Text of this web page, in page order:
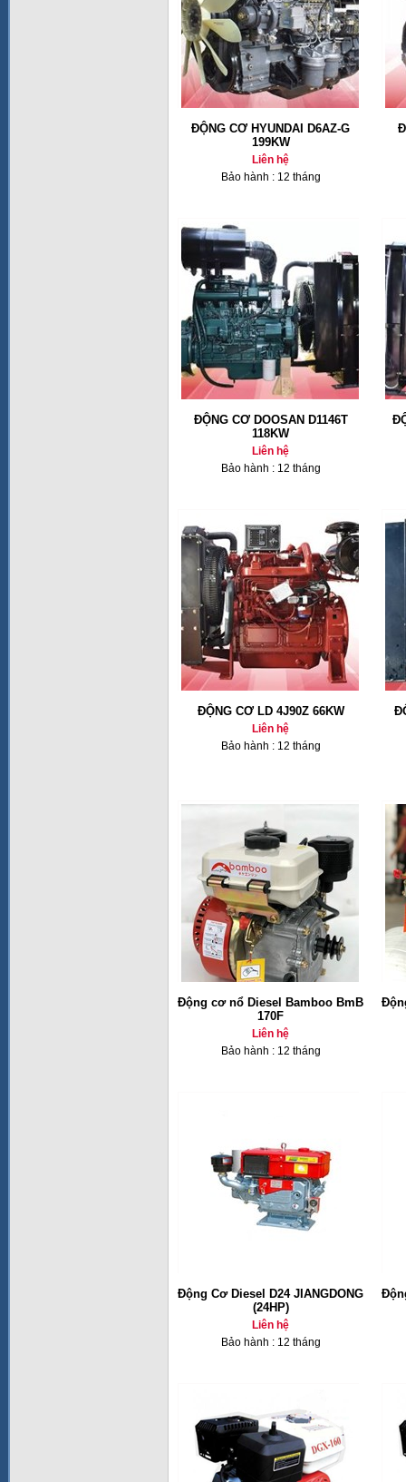
ĐỘNG CƠ HYUNDAI D6AZ-G
199KW
Liên hệ
Bảo hành : 12 tháng
ĐỘNG CƠ DOOSAN D1146T
118KW
Liên hệ
Bảo hành : 12 tháng
ĐỘNG CƠ LD 4J90Z 66KW
Liên hệ
Bảo hành : 12 tháng
Động cơ nổ Diesel Bamboo BmB
170F
Liên hệ
Bảo hành : 12 tháng
Động Cơ Diesel D24 JIANGDONG
(24HP)
Liên hệ
Bảo hành : 12 tháng